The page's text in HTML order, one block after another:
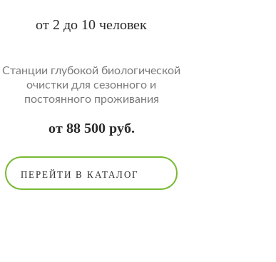
от 2 до 10 человек
Cтанции глубокой биологической
очистки для сезонного и
постоянного проживания
от 88 500 руб.
ПЕРЕЙТИ В КАТАЛОГ